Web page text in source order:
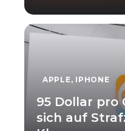
APPLE, IPHONE
95 Dollar pro
sich auf